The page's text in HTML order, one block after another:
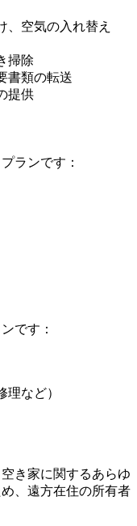
、空気の入れ替え
掃除
書類の転送
提供
ランです：
です：
など）
き家に関するあらゆ
、遠方在住の所有者